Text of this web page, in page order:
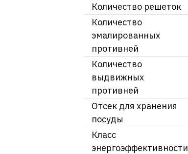
Количество решеток
Количество
эмалированных
противней
Количество
выдвижных
противней
Отсек для хранения
посуды
Класс
энергоэффективности